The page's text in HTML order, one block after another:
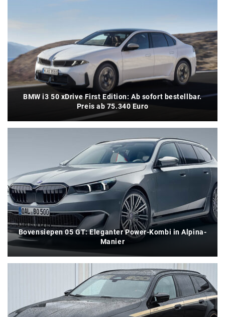
BMW i3 50 xDrive First Edition: Ab sofort bestellbar.
Preis ab 75.340 Euro
Bovensiepen 05 GT: Eleganter Power-Kombi in Alpina-
Manier